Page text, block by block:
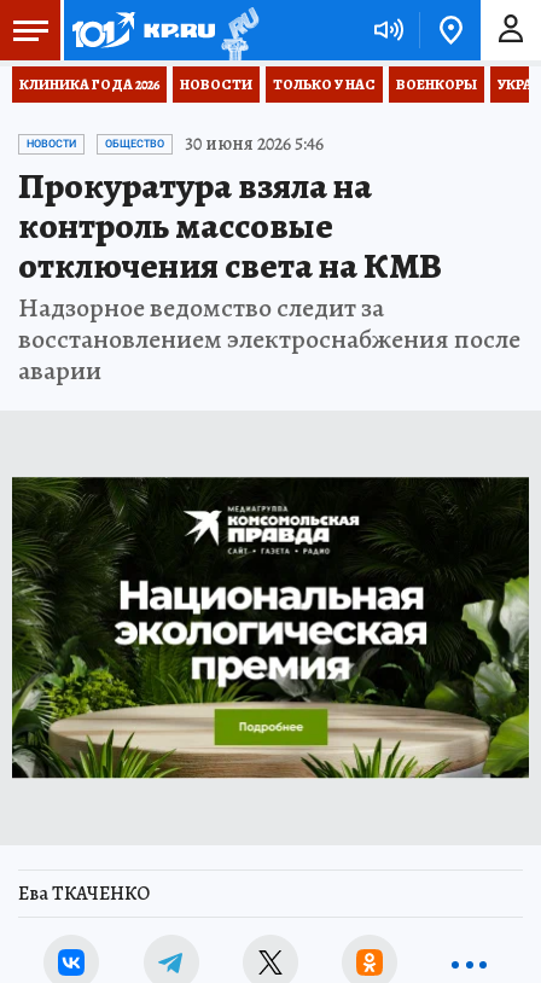
КЛИНИКА ГОДА 2026 НОВОСТИ ТОЛЬКО У НАС ВОЕНКОРЫ
НОВОСТИ ОБЩЕСТВО 30 июня 2026 5:46
Прокуратура взяла на
контроль массовые
отключения света на КМВ
Надзорное ведомство следит за
восстановлением электроснабжения после
аварии
Ева ТКАЧЕНКО